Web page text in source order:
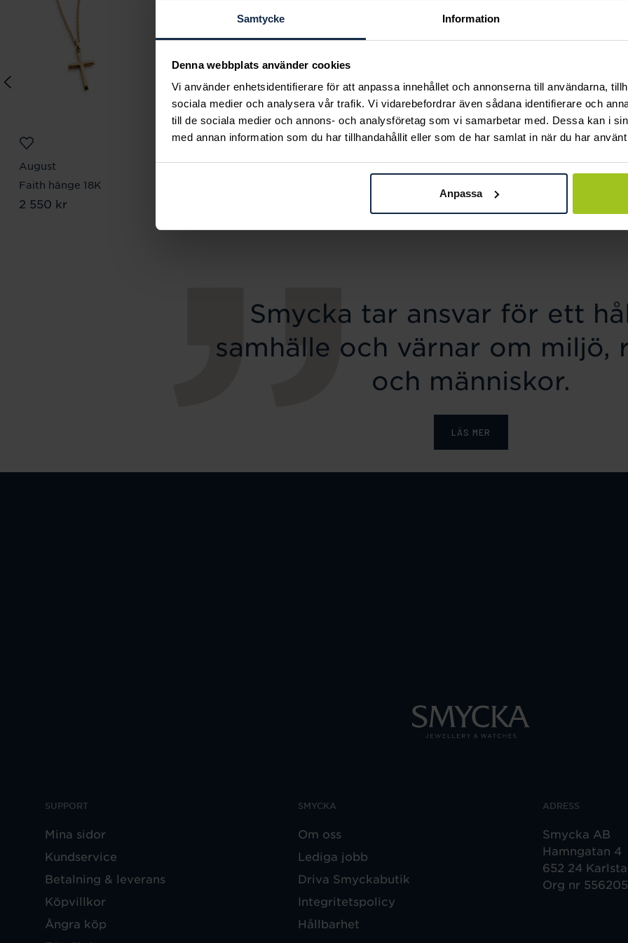
Samtycke Information
Denna webbplats använder cookies
Vi använder enhetsidentifierare för att anpassa innehållet och annonserna till användarna,
sociala medier och analysera vår trafik. Vi vidarebefordrar även sådana identifierare och
till de sociala medier och annons- och analysföretag som vi samarbetar med. Dessa kan i
med annan information som du har tillhandahållit eller som de har samlat in när du har
Anpassa
August
Faith hänge 18K
Pris:2 550 kr
2 550 kr
August
August
August
Pris
3 650 kr
Smycka tar ansvar för ett
samhälle och värnar om miljö,
och människor.
LÄS MER
SUPPORT
Mina sidor
Kundservice
Betalning & leverans
Köpvillkor
Ångra köp
SMYCKA
Om oss
Lediga jobb
Driva Smyckabutik
Integritetspolicy
Hållbarhet
ADRESS
Smycka AB
Hamngatan 4
652 24
Org nr